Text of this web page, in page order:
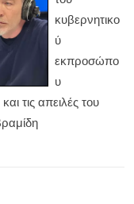
κυβερνητικο
ύ
εκπροσώπο
υ
τις απειλές του